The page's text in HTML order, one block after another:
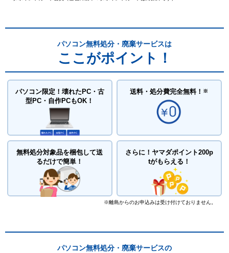
パソコン無料処分・廃棄サービスは
ここがポイント！
パソコン限定！壊れたPC・古
型PC・自作PCもOK！
送料・処分費完全無料！ ※
無料処分対象品を梱包して送
るだけで簡単！
さらに！ ヤマダポイント200p
tがもらえる！
※離島からのお申込みは受け付けておりません。
パソコン無料処分・廃棄サービスの